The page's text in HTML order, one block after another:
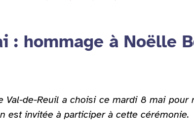
: hommage à Noëlle
Val-de-Reuil a choisi ce mardi 8 mai
est invitée à participer à cette cérémonie.